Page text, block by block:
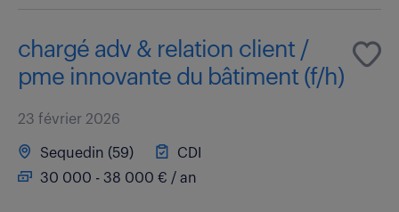
chargé adv & relation client /
pme innovante du bâtiment (f/h)
23 février 2026
Sequedin (59)
CDI
30 000 - 38 000 € / an